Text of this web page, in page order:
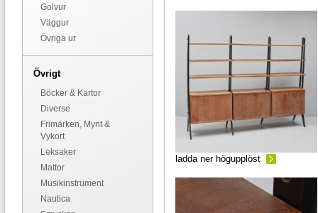
Golvur
Väggur
Övriga ur
Övrigt
Böcker & Kartor
Diverse
Frimärken, Mynt &
Vykort
Leksaker
Mattor
Musikinstrument
Nautica
ladda ner högupplöst